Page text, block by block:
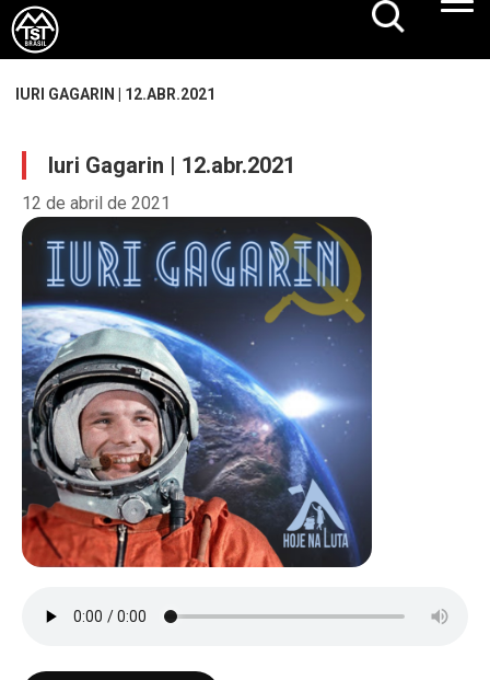
IURI GAGARIN | 12.ABR.2021
Iuri Gagarin | 12.abr.2021
12 de abril de 2021